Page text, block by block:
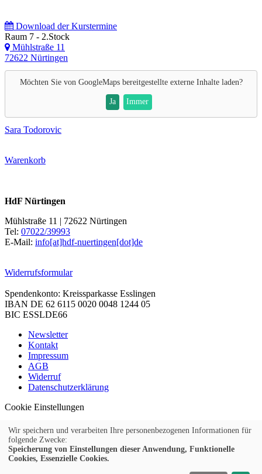
Download der Kurstermine
Raum 7 - 2.Stock
Mühlstraße 11
72622 Nürtingen
Möchten Sie von GoogleMapsbereitgestellte externe Inhalte laden?
Ja Immer
Sara Todorovic
Warenkorb
HdF Nürtingen
Mühlstraße 11 | 72622 Nürtingen
Tel: 07022/39993
E-Mail: info[at]hdf-nuertingen[dot]de
Widerrufsformular
Spendenkonto: Kreissparkasse Esslingen
IBAN DE 62 6115 0020 0048 1244 05
BIC ESSLDE66
Newsletter
Kontakt
Impressum
AGB
Widerruf
Datenschutzerklärung
Cookie Einstellungen
© 2026 Kubus Software GmbH
Wir speichern und verarbeiten Ihre personenbezogenen Informationen für
folgende Zwecke:
Speicherung von Einstellungen dieser Anwendung, Funktionelle
Cookies, Essenzielle Cookies.